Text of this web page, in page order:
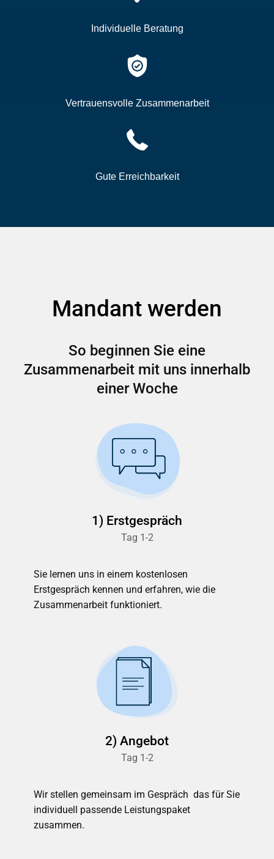
Individuelle Beratung
Vertrauensvolle Zusammenarbeit
Gute Erreichbarkeit
Mandant werden
So beginnen Sie eine
Zusammenarbeit mit uns innerhalb
einer Woche
1) Erstgespräch
Tag 1-2
Sie lernen uns in einem kostenlosen
Erstgespräch kennen und erfahren, wie die
Zusammenarbeit funktioniert.
2) Angebot
Tag 1-2
Wir stellen gemeinsam im Gespräch das für Sie
individuell passende Leistungspaket
zusammen.